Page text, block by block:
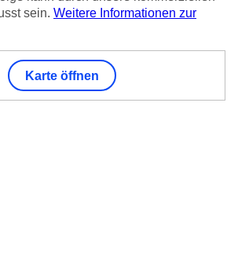
sein. Weitere Informationen zur
Karte öffnen